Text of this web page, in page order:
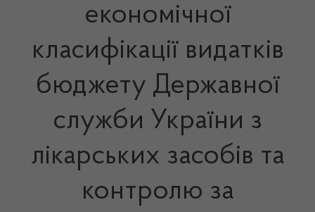
економічної
класифікації видатків
бюджету Державної
служби України з
лікарських засобів та
контролю за